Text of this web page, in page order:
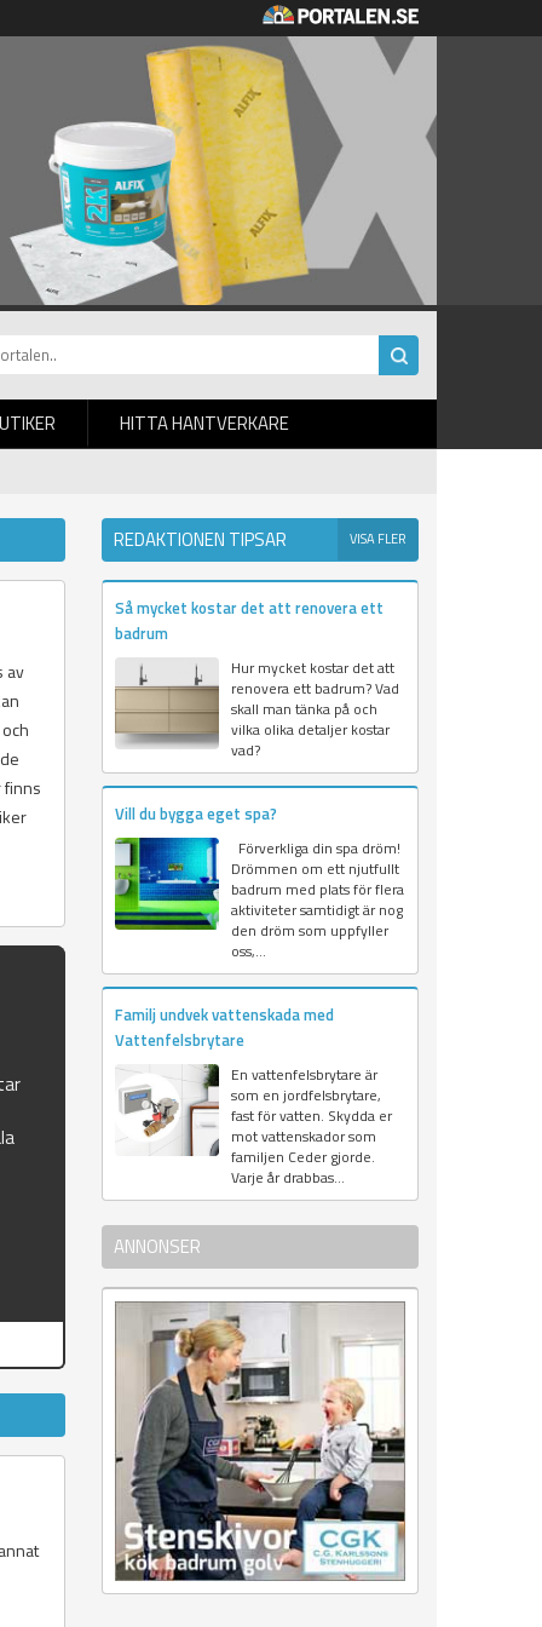
HITTA HANTVERKARE
av
finns
REDAKTIONEN TIPSAR VISA FLER
Så mycket kostar det att renovera ett
badrum
Hur mycket kostar det att
renovera ett badrum? Vad
skall man tänka på och
vilka olika detaljer kostar
vad?
Vill du bygga eget spa?
Förverkliga din spa dröm!
Drömmen om ett njutfullt
badrum med plats för flera
aktiviteter samtidigt är nog
den dröm som uppfyller
oss,...
Familj undvek vattenskada med
Vattenfelsbrytare
En vattenfelsbrytare är
som en jordfelsbrytare,
fast för vatten. Skydda er
mot vattenskador som
familjen Ceder gjorde.
Varje år drabbas...
ANNONSER